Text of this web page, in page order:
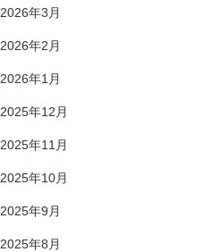
2026年3月
2026年2月
2026年1月
2025年12月
2025年11月
2025年10月
2025年9月
2025年8月